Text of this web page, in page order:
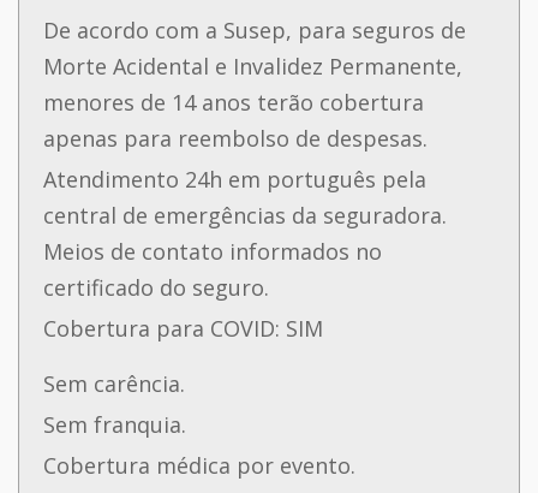
De acordo com a Susep, para seguros de
Morte Acidental e Invalidez Permanente,
menores de 14 anos terão cobertura
apenas para reembolso de despesas.
Atendimento 24h em português pela
central de emergências da seguradora.
Meios de contato informados no
certificado do seguro.
Cobertura para COVID: SIM
Sem carência.
Sem franquia.
Cobertura médica por evento.